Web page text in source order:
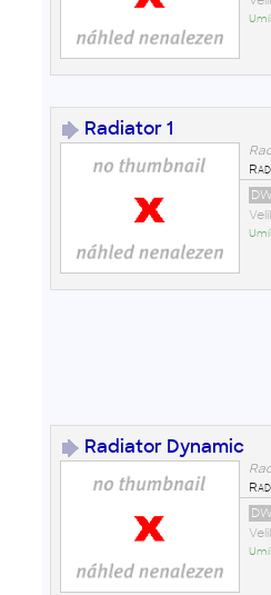
Radiator 1
Radiator Dynamic